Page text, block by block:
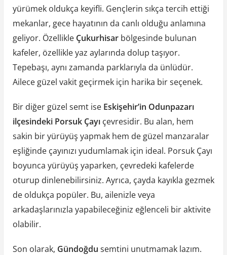
yürümek oldukça keyifli. Gençlerin sıkça tercih ettiği
mekanlar, gece hayatının da canlı olduğu anlamına
geliyor. Özellikle Çukurhisarbölgesinde bulunan
kafeler, özellikle yaz aylarında dolup taşıyor.
Tepebaşı, aynı zamanda parklarıyla da ünlüdür.
Ailece güzel vakit geçirmek için harika bir seçenek.
Bir diğer güzel semt ise Eskişehir’in Odunpazarı
ilçesindeki Porsuk Çayıçevresidir. Bu alan, hem
sakin bir yürüyüş yapmak hem de güzel manzaralar
eşliğinde çayınızı yudumlamak için ideal. Porsuk Çayı
boyunca yürüyüş yaparken, çevredeki kafelerde
oturup dinlenebilirsiniz. Ayrıca, çayda kayıkla gezmek
de oldukça popüler. Bu, ailenizle veya
arkadaşlarınızla yapabileceğiniz eğlenceli bir aktivite
olabilir.
Son olarak, Gündoğdu semtini unutmamak lazım.